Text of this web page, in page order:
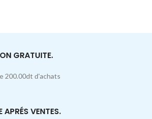
GRATUITE.
200.00dt d'achats
APRÉS VENTES.